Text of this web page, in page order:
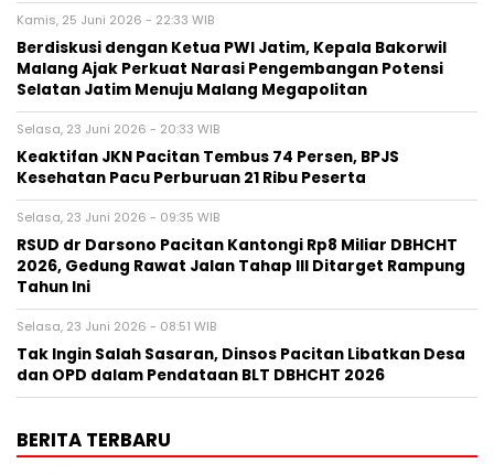
Kamis, 25 Juni 2026 - 22:33 WIB
Berdiskusi dengan Ketua PWI Jatim, Kepala Bakorwil
Malang Ajak Perkuat Narasi Pengembangan Potensi
Selatan Jatim Menuju Malang Megapolitan
Selasa, 23 Juni 2026 - 20:33 WIB
Keaktifan JKN Pacitan Tembus 74 Persen, BPJS
Kesehatan Pacu Perburuan 21 Ribu Peserta
Selasa, 23 Juni 2026 - 09:35 WIB
RSUD dr Darsono Pacitan Kantongi Rp8 Miliar DBHCHT
2026, Gedung Rawat Jalan Tahap III Ditarget Rampung
Tahun Ini
Selasa, 23 Juni 2026 - 08:51 WIB
Tak Ingin Salah Sasaran, Dinsos Pacitan Libatkan Desa
dan OPD dalam Pendataan BLT DBHCHT 2026
BERITA TERBARU